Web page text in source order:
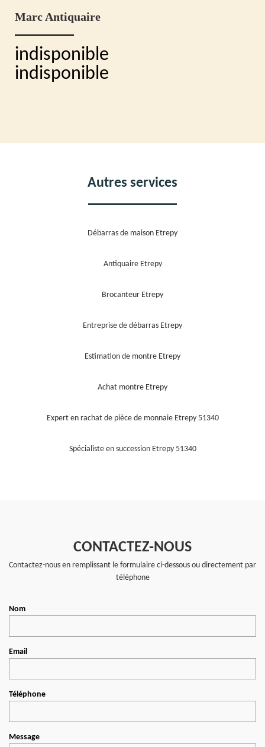
Marc Antiquaire
indisponible
indisponible
Autres services
Débarras de maison Etrepy
Antiquaire Etrepy
Brocanteur Etrepy
Entreprise de débarras Etrepy
Estimation de montre Etrepy
Achat montre Etrepy
Expert en rachat de pièce de monnaie Etrepy 51340
Spécialiste en succession Etrepy 51340
CONTACTEZ-NOUS
Contactez-nous en remplissant le formulaire ci-dessous ou directement par
téléphone
Nom
Email
Téléphone
Message